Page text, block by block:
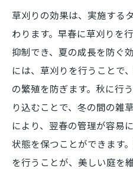
草刈りの効果は、実施する
わります。早春に草刈りを
抑制でき、夏の成長を防ぐ
には、草刈りを行うことで
の繁殖を防ぎます。秋に行
り込むことで、冬の間の雑
により、翌春の管理が容易
状態を保つことができます
を行うことが、美しい庭を